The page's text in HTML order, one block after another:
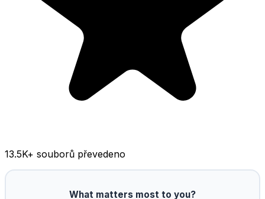
13.5K+ souborů převedeno
What matters most to you?